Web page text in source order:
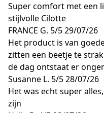
Super comfort met een
stijlvolle Cilotte
FRANCE G. 5/529/07/26
Het product is van
zitten een beetje te
de dag ontstaat er
Susanne L. 5/528/07/26
Het was echt super
zijn